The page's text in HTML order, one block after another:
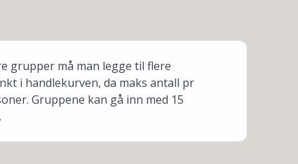
grupper må man legge til flere
i handlekurven, da maks antall pr
Gruppene kan gå inn med 15